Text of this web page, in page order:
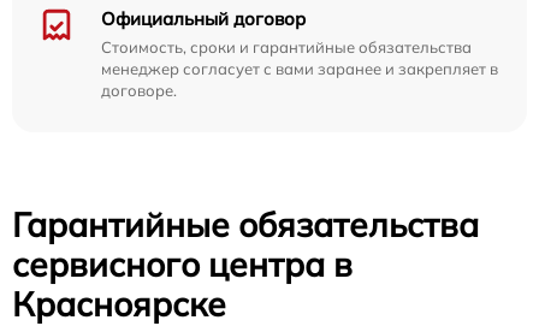
Официальный договор
Стоимость, сроки и гарантийные обязательства
менеджер согласует с вами заранее и закрепляет в
договоре.
Гарантийные обязательства
сервисного центра в
Красноярске